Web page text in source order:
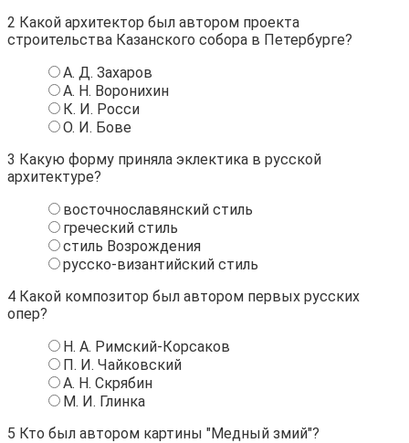
2 Какой архитектор был автором проекта
строительства Казанского собора в Петербурге?
А. Д. Захаров
А. Н. Воронихин
К. И. Росси
О. И. Бове
3 Какую форму приняла эклектика в русской
архитектуре?
восточнославянский стиль
греческий стиль
стиль Возрождения
русско-византийский стиль
4 Какой композитор был автором первых русских
опер?
Н. А. Римский-Корсаков
П. И. Чайковский
А. Н. Скрябин
М. И. Глинка
5 Кто был автором картины "Медный змий"?